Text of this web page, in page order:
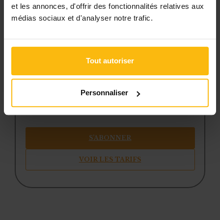
et les annonces, d'offrir des fonctionnalités relatives aux
médias sociaux et d'analyser notre trafic.
Tout autoriser
Personnaliser
téléchargeables
adaptée à vos besoins
Pour continuer la lecture, créez votre
compte (si ce n’est pas encore fait) et
choisissez la formule qui correspond à
S’ABONNER
VOIR LES TARIFS